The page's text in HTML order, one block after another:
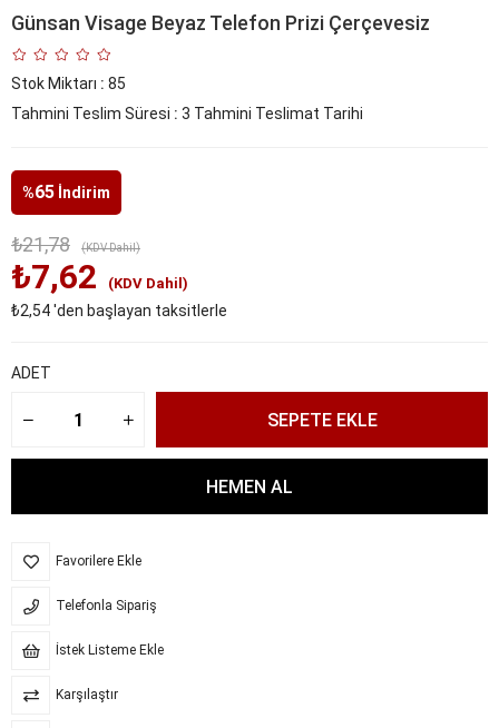
Günsan Visage Beyaz Telefon Prizi Çerçevesiz
Stok Miktarı : 85
Tahmini Teslim Süresi : 3 Tahmini Teslimat Tarihi
%65 İndirim
₺21,78 (KDV Dahil)
₺7,62 (KDV Dahil)
₺2,54'den başlayan taksitlerle
ADET
Favorilere Ekle
Telefonla Sipariş
İstek Listeme Ekle
Karşılaştır